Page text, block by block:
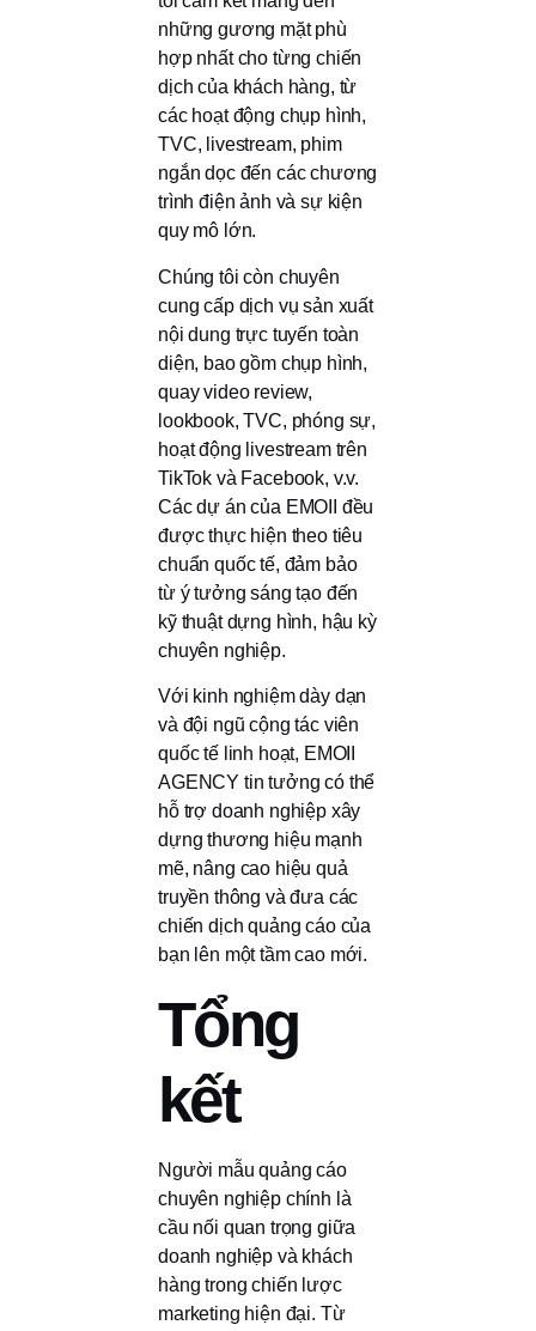
những gương mặt phù
hợp nhất cho từng chiến
dịch của khách hàng, từ
các hoạt động chụp hình,
TVC, livestream, phim
ngắn dọc đến các chương
trình điện ảnh và sự kiện
quy mô lớn.
Chúng tôi còn chuyên
cung cấp dịch vụ sản xuất
nội dung trực tuyến toàn
diện, bao gồm chụp hình,
quay video review,
lookbook, TVC, phóng sự,
hoạt động livestream trên
TikTok và Facebook, v.v.
Các dự án của EMOII đều
được thực hiện theo tiêu
chuẩn quốc tế, đảm bảo
từ ý tưởng sáng tạo đến
kỹ thuật dựng hình, hậu kỳ
chuyên nghiệp.
Với kinh nghiệm dày dạn
và đội ngũ cộng tác viên
quốc tế linh hoạt, EMOII
AGENCY tin tưởng có thể
hỗ trợ doanh nghiệp xây
dựng thương hiệu mạnh
mẽ, nâng cao hiệu quả
truyền thông và đưa các
chiến dịch quảng cáo của
bạn lên một tầm cao mới.
Tổng
kết
Người mẫu quảng cáo
chuyên nghiệp chính là
cầu nối quan trọng giữa
doanh nghiệp và khách
hàng trong chiến lược
marketing hiện đại. Từ